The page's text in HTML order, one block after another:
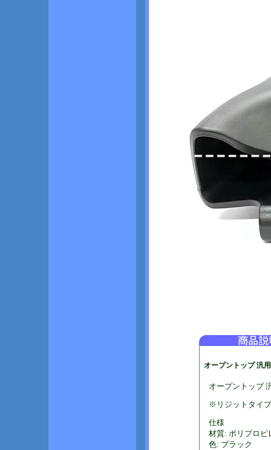
オープントップ 汎
オープントップ
※リジットタイ
仕様
材質: ポリプロピ
色: ブラック